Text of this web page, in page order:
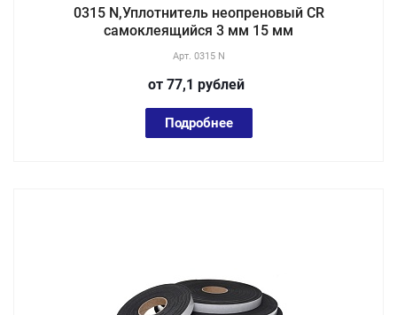
0315 N,Уплотнитель неопреновый CR
самоклеящийся 3 мм 15 мм
Арт. 0315 N
от 77,1 рублей
Подробнее